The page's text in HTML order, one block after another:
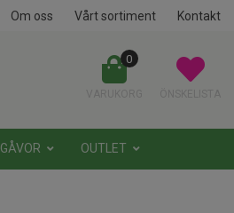
Om oss Vårt sortiment Kontakt
0
GÅVOR OUTLET